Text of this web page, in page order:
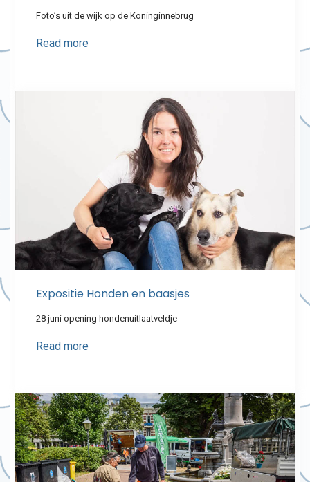
Foto’s uit de wijk op de Koninginnebrug
Read more
Expositie Honden en baasjes
28 juni opening hondenuitlaatveldje
Read more